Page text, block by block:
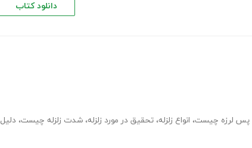
دانلود کتاب
پس لرزه چیست، انواع زلزله، تحقیق در مورد زلزله، شدت زلزله چیست، دلیل